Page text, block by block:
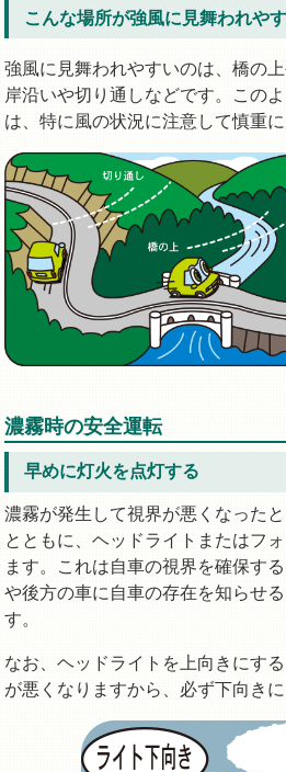
こんな場所が強風に見舞われや
強風に見舞われやすいのは、橋の
岸沿いや切り通しなどです。この
は、特に風の状況に注意して慎重に
濃霧時の安全運転
早めに灯火を点灯する
濃霧が発生して視界が悪くなった
とともに、ヘッドライトまたはフ
ます。これは自車の視界を確保す
や後方の車に自車の存在を知らせ
す。
なお、ヘッドライトを上向きにす
が悪くなりますから、必ず下向きに